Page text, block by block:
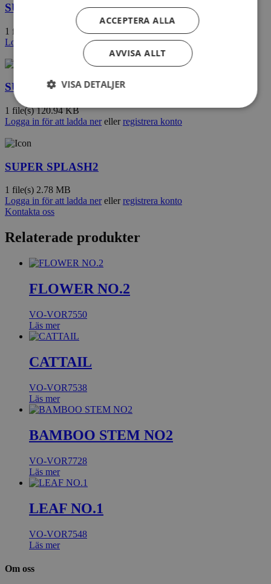
SUPER SPLASH2
1 file(s)
683.13 KB
Logga in för att ladda nerellerregistrera konto
SUPER SPLASH2
1 file(s)120.94 KB
Logga in för att ladda nerellerregistrera konto
SUPER SPLASH2
1 file(s) 2.78 MB
Logga in för att ladda nerellerregistrera konto
Kontakta oss
Relaterade produkter
FLOWER NO.2
VO-VOR7550
Läs mer
CATTAIL
VO-VOR7538
Läs mer
BAMBOO STEM NO2
VO-VOR7728
Läs mer
LEAF NO.1
VO-VOR7548
Läs mer
Om oss
ACCEPTERA ALLA
AVVISA ALLT
VISA DETALJER